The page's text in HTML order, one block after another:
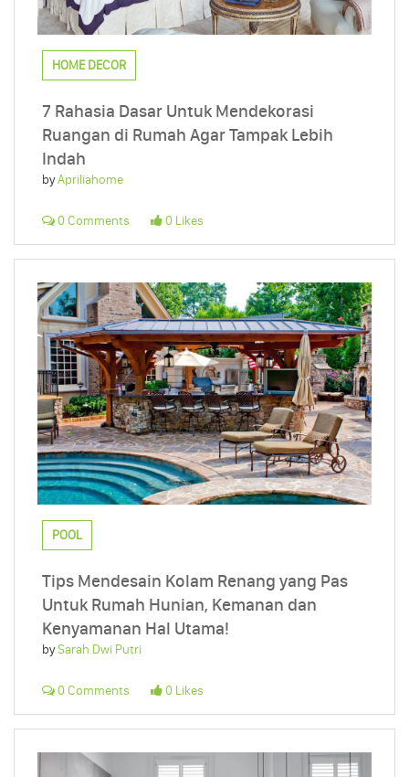
HOME DECOR
7 Rahasia Dasar Untuk Mendekorasi
Ruangan di Rumah Agar Tampak Lebih
Indah
byApriliahome
0 Comments 0 Likes
POOL
Tips Mendesain Kolam Renang yang Pas
Untuk Rumah Hunian, Kemanan dan
Kenyamanan Hal Utama!
bySarah Dwi Putri
0 Comments 0 Likes